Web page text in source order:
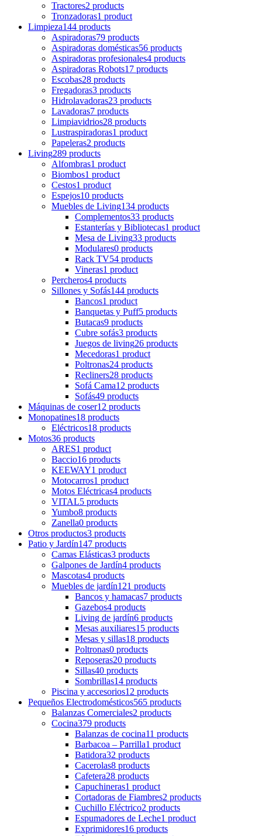
Tractores2 products
Tronzadoras1 product
Limpieza144 products
Aspiradoras79 products
Aspiradoras domésticas56 products
Aspiradoras profesionales4 products
Aspiradoras Robots17 products
Escobas28 products
Fregadoras3 products
Hidrolavadoras23 products
Lavadoras7 products
Limpiavidrios28 products
Lustraspiradoras1 product
Papeleras2 products
Living289 products
Alfombras1 product
Biombos1 product
Cestos1 product
Espejos10 products
Muebles de Living134 products
Complementos33 products
Estanterías y Bibliotecas1 product
Mesa de Living33 products
Modulares0 products
Rack TV54 products
Vineras1 product
Percheros4 products
Sillones y Sofás144 products
Bancos1 product
Banquetas y Puff5 products
Butacas9 products
Cubre sofás3 products
Juegos de living26 products
Mecedoras1 product
Poltronas24 products
Recliners28 products
Sofá Cama12 products
Sofás49 products
Máquinas de coser12 products
Monopatines18 products
Eléctricos18 products
Motos36 products
ARES1 product
Baccio16 products
KEEWAY1 product
Motocarros1 product
Motos Eléctricas4 products
VITAL5 products
Yumbo8 products
Zanella0 products
Otros productos3 products
Patio y Jardín147 products
Camas Elásticas3 products
Galpones de Jardín4 products
Mascotas4 products
Muebles de jardín121 products
Bancos y hamacas7 products
Gazebos4 products
Living de jardín6 products
Mesas auxiliares15 products
Mesas y sillas18 products
Poltronas0 products
Reposeras20 products
Sillas40 products
Sombrillas14 products
Piscina y accesorios12 products
Pequeños Electrodomésticos565 products
Balanzas Comerciales2 products
Cocina379 products
Balanzas de cocina11 products
Barbacoa – Parrilla1 product
Batidora32 products
Cacerolas8 products
Cafetera28 products
Capuchineras1 product
Cortadoras de Fiambres2 products
Cuchillo Eléctrico2 products
Espumadores de Leche1 product
Exprimidores16 products